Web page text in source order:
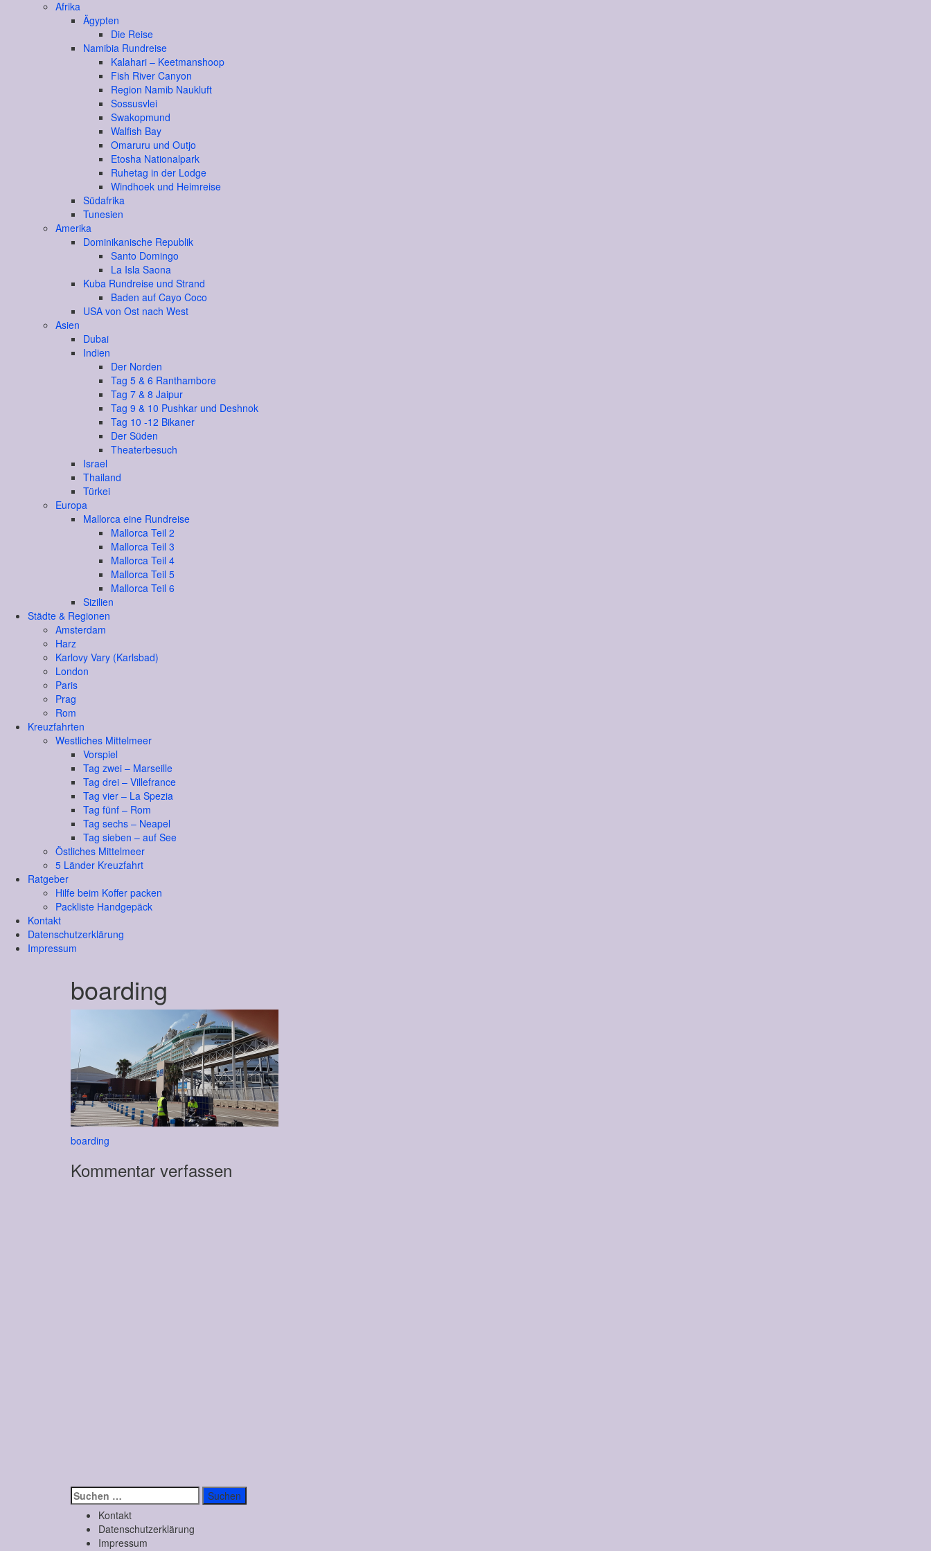
Afrika
Ägypten
Die Reise
Namibia Rundreise
Kalahari – Keetmanshoop
Fish River Canyon
Region Namib Naukluft
Sossusvlei
Swakopmund
Walfish Bay
Omaruru und Outjo
Etosha Nationalpark
Ruhetag in der Lodge
Windhoek und Heimreise
Südafrika
Tunesien
Amerika
Dominikanische Republik
Santo Domingo
La Isla Saona
Kuba Rundreise und Strand
Baden auf Cayo Coco
USA von Ost nach West
Asien
Dubai
Indien
Der Norden
Tag 5 & 6 Ranthambore
Tag 7 & 8 Jaipur
Tag 9 & 10 Pushkar und Deshnok
Tag 10 -12 Bikaner
Der Süden
Theaterbesuch
Israel
Thailand
Türkei
Europa
Mallorca eine Rundreise
Mallorca Teil 2
Mallorca Teil 3
Mallorca Teil 4
Mallorca Teil 5
Mallorca Teil 6
Sizilien
Städte & Regionen
Amsterdam
Harz
Karlovy Vary (Karlsbad)
London
Paris
Prag
Rom
Kreuzfahrten
Westliches Mittelmeer
Vorspiel
Tag zwei – Marseille
Tag drei – Villefrance
Tag vier – La Spezia
Tag fünf – Rom
Tag sechs – Neapel
Tag sieben – auf See
Östliches Mittelmeer
5 Länder Kreuzfahrt
Ratgeber
Hilfe beim Koffer packen
Packliste Handgepäck
Kontakt
Datenschutzerklärung
Impressum
boarding
Beitragsnavigation
boarding
Kommentar verfassen
Suchen
nach:
Kontakt
Datenschutzerklärung
Impressum